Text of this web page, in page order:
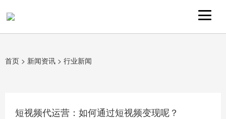
首页 > 新闻资讯 > 行业新闻
短视频代运营：如何通过短视频变现呢？